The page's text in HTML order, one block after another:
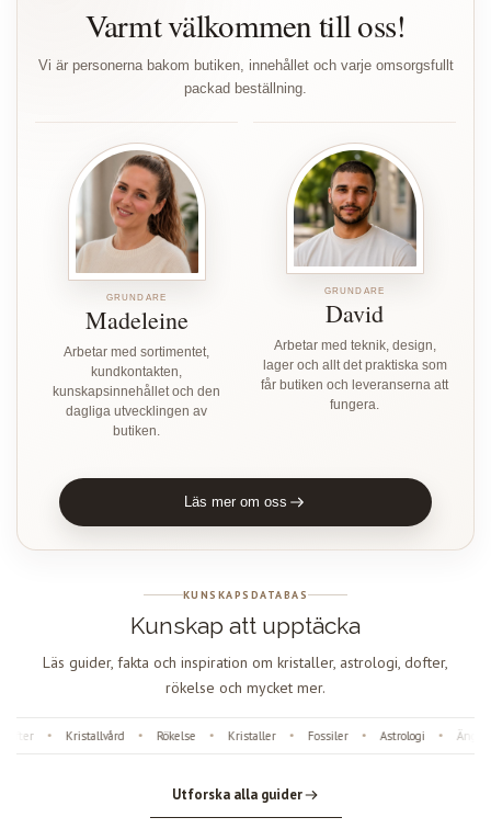
Varmt välkommen till oss!
Vi är personerna bakom butiken, innehållet och varje omsorgsfullt
packad beställning.
GRUNDARE
Madeleine
Arbetar med sortimentet,
kundkontakten,
kunskapsinnehållet och den
dagliga utvecklingen av
butiken.
GRUNDARE
David
Arbetar med teknik, design,
lager och allt det praktiska som
får butiken och leveranserna att
fungera.
Läs mer om oss
KUNSKAPSDATABAS
Kunskap att upptäcka
Läs guider, fakta och inspiration om kristaller, astrologi, dofter,
rökelse och mycket mer.
• Kristallvård Rökelse Kristaller • Fossiler • Astrologi
Utforska alla guider